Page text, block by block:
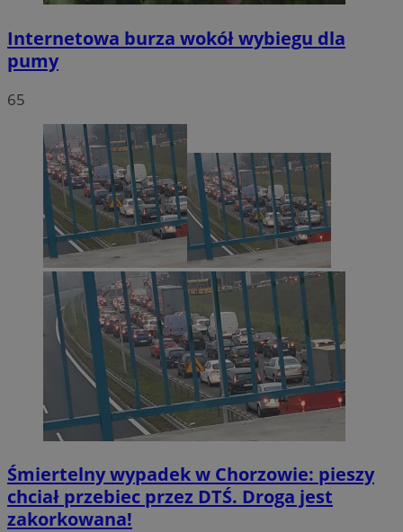
Internetowa burza wokół wybiegu dla
pumy
65
Śmiertelny wypadek w Chorzowie: pieszy
chciał przebiec przez DTŚ. Droga jest
zakorkowana!